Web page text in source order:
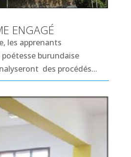
ENGAGÉ
les apprenants
burundaise
des procédés...